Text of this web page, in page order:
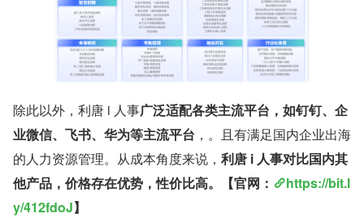
除此以外，利唐 i 人事广泛适配各类主流平台，如钉钉、企
业微信、飞书、华为等主流平台 ，。且有满足国内企业出海
的人力资源管理。从成本角度来说， 利唐 i 人事对比国内其
他产品，价格存在优势，性价比高。【官网：
https://bit.l
y/412fdoJ】